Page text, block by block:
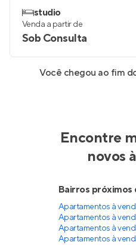
studio
Venda a partir de
Sob Consulta
Você chegou ao fim
Encontre
novos
Bairros próximos
Apartamentos à
Apartamentos à
Apartamentos à
Apartamentos à